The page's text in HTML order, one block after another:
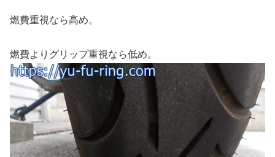
燃費重視なら高め。
燃費よりグリップ重視なら低め。